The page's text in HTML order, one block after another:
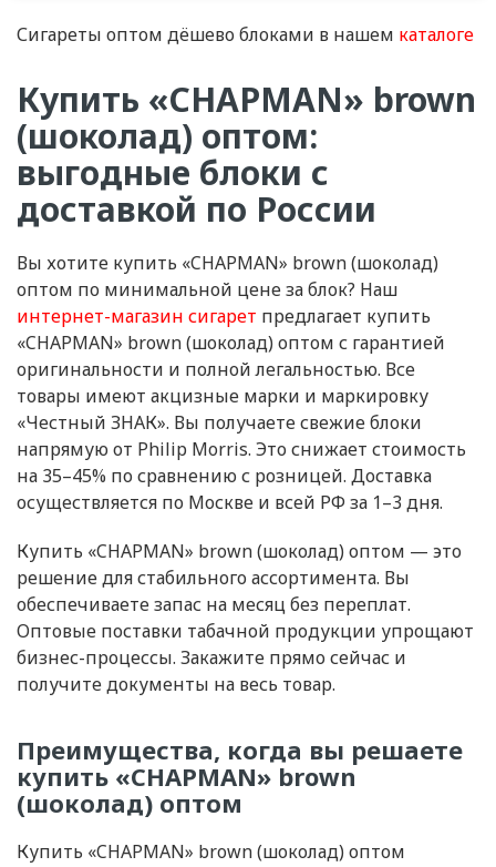
Сигареты оптом дёшево блоками в нашем каталоге
Купить «CHAPMAN» brown
(шоколад) оптом:
выгодные блоки с
доставкой по России
Вы хотите купить «CHAPMAN» brown (шоколад)
оптом по минимальной цене за блок? Наш
интернет-магазин сигарет предлагает купить
«CHAPMAN» brown (шоколад) оптом с гарантией
оригинальности и полной легальностью. Все
товары имеют акцизные марки и маркировку
«Честный ЗНАК». Вы получаете свежие блоки
напрямую от Philip Morris. Это снижает стоимость
на 35–45% по сравнению с розницей. Доставка
осуществляется по Москве и всей РФ за 1–3 дня.
Купить «CHAPMAN» brown (шоколад) оптом — это
решение для стабильного ассортимента. Вы
обеспечиваете запас на месяц без переплат.
Оптовые поставки табачной продукции упрощают
бизнес-процессы. Закажите прямо сейчас и
получите документы на весь товар.
Преимущества, когда вы решаете
купить «CHAPMAN» brown
(шоколад) оптом
Купить «CHAPMAN» brown (шоколад) оптом